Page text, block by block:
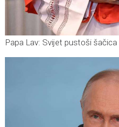
Papa Lav: Svijet pustoši šačica